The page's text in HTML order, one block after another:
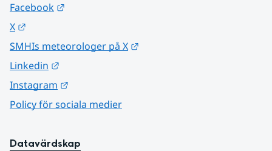
Facebook
X
SMHIs meteorologer på X
Linkedin
Instagram
Policy för sociala medier
Datavärdskap